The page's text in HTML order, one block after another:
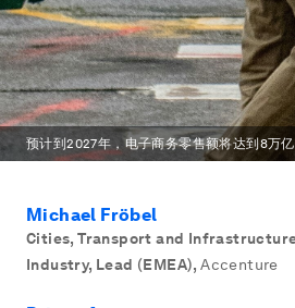
预计到2027年，电子商务零售额将达到8万
Michael Fröbel
Cities, Transport and
Industry, Lead (EMEA), Accenture